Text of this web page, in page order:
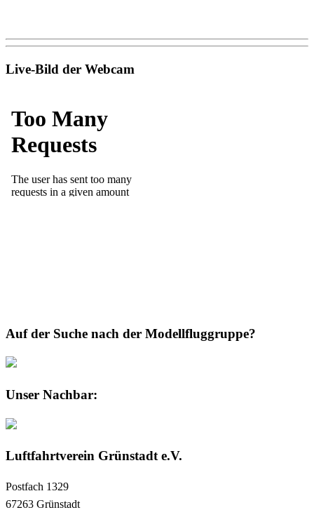
Live-Bild der Webcam
Auf der Suche nach der Modellfluggruppe?
Unser Nachbar:
Luftfahrtverein Grünstadt e.V.
Postfach 1329
67263 Grünstadt